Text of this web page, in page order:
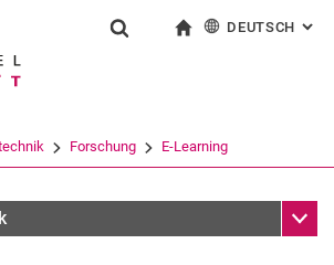
Springe direkt zu: Inhalt
Springe direkt zu: Suche
Springe direkt zu:
Suchen (öffnet externen Link in einem
DEUTSCH :
Forschung E-Learning